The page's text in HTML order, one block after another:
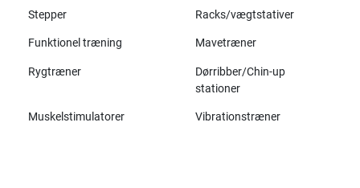
Stepper Racks/vægtstativer
Funktionel træning Mavetræner
Rygtræner
Dørribber/Chin-up
stationer
Muskelstimulatorer Vibrationstræner